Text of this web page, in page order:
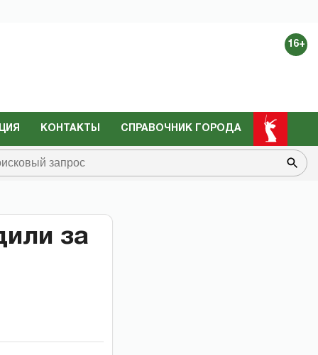
16+
КОНТАКТЫ СПРАВОЧНИК ГОРОДА
за